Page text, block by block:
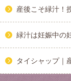
産後こそ緑汁！
緑汁は妊娠中の
タイシャップ｜